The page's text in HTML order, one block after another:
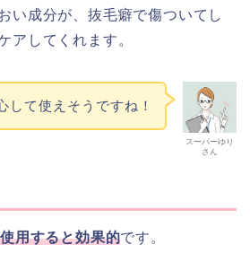
い成分が、抜毛癖で傷ついてし
アしてくれます。
スーパーゆり
さん
して使えそうですね！
用すると効果的です。